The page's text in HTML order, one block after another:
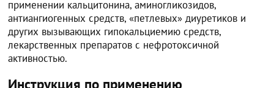
применении кальцитонина, аминогликозидов,
антиангиогенных средств, «петлевых» диуретиков и
других вызывающих гипокальциемию средств,
лекарственных препаратов с нефротоксичной
активностью.
Инструкция по применению